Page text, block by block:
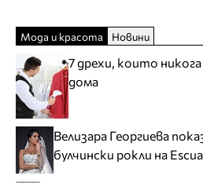
Мода и красота Новини
7 дрехи, които
дома
Велизара Георгиева
булчински рокли на